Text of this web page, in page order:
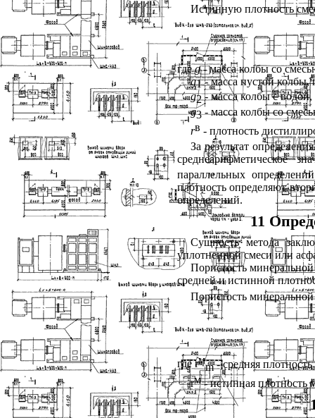
Истинную плотность
гдеg-масса колбы со
g1- масса пустой колбы,
g2- масса колбы с водой,
g3- масса колбы со
rв -плотность
За результат
среднеарифметическое
параллельных
плотность определяют
определений.
11
Сущность метода
уплотненной смеси или
Пористость
средней и истинной
Пористость
гдеrм
m- средняя
rм- истинная плотность